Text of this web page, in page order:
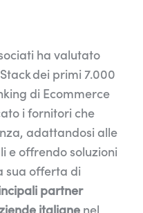
ha valutato
dei primi 7.000
di Ecommerce
i fornitori che
adattandosi alle
e offrendo soluzioni
sua offerta di
partner
italianenel